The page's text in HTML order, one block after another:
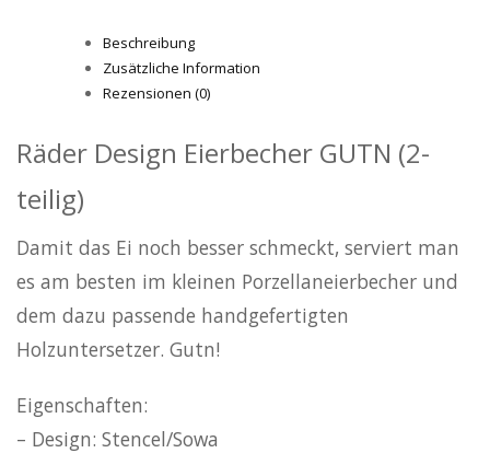
Beschreibung
Zusätzliche Information
Rezensionen (0)
Räder Design Eierbecher GUTN (2-
teilig)
Damit das Ei noch besser schmeckt, serviert man
es am besten im kleinen Porzellaneierbecher und
dem dazu passende handgefertigten
Holzuntersetzer. Gutn!
Eigenschaften:
– Design: Stencel/Sowa